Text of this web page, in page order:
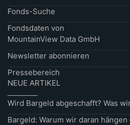
Fonds-Suche
Fondsdaten von
MountainView Data GmbH
Newsletter abonnieren
Pressebereich
NEUE ARTIKEL
Wird Bargeld abgeschafft? Was
Bargeld: Warum wir daran